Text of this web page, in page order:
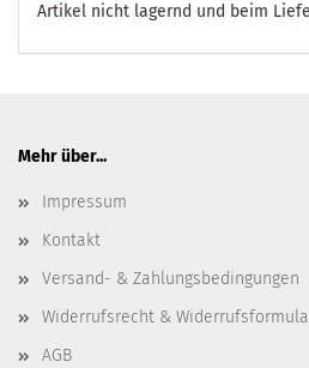
Artikel nicht lagernd und beim
Mehr über...
Impressum
Kontakt
Versand- & Zahlungsbedingungen
Widerrufsrecht &
AGB